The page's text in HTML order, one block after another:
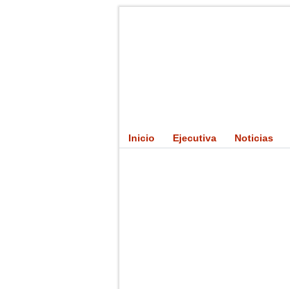
Inicio Ejecutiva Noticias